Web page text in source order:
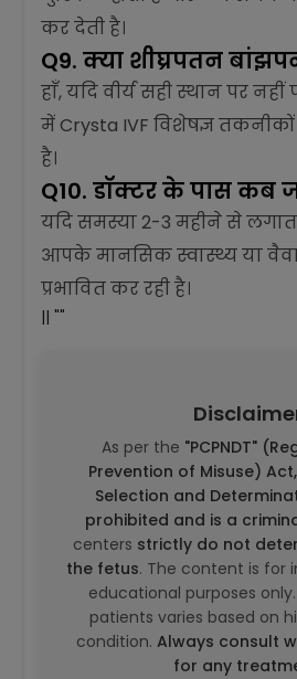
कर देती है।
Q9. क्या शीघ्रपतन
हाँ, यदि वीर्य सही स्थान पर नहीं
में Crysta IVF विशेषज्ञ
है।
Q10. डॉक्टर के पास कब
यदि समस्या 2-3 महीने से
आपके मानसिक स्वास्थ्य या
प्रभावित कर रही है।
|| ""
As per the "PCPNDT"
Prevention of Misuse)
Selection and
prohibited and is a
centers strictly do not
the fetus. The content is for
educational purposes
patients varies based on
condition. Always consult
for any